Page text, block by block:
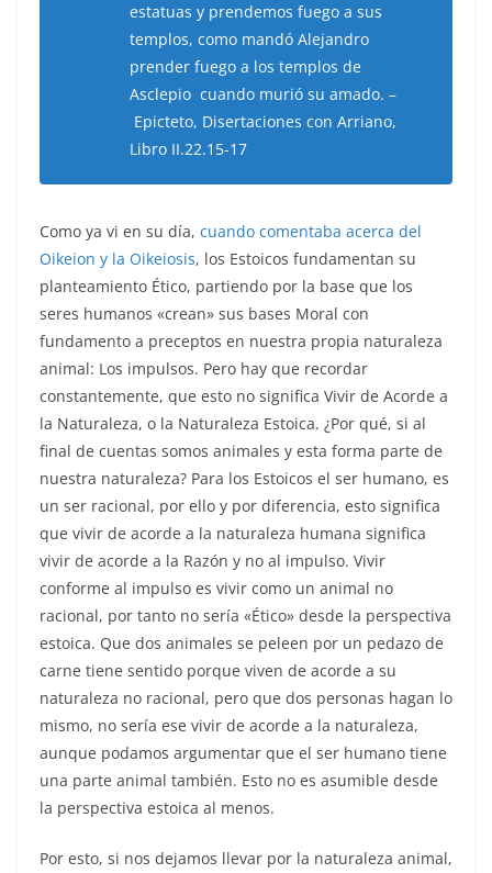
estatuas y prendemos fuego a sus
templos, como mandó Alejandro
prender fuego a los templos de
Asclepio cuando murió su amado. –
Epicteto, Disertaciones con Arriano,
Libro II.22.15-17
Como ya vi en su día, cuando comentaba acerca del
Oikeion y la Oikeiosis, los Estoicos fundamentan su
planteamiento Ético, partiendo por la base que los
seres humanos «crean» sus bases Moral con
fundamento a preceptos en nuestra propia naturaleza
animal: Los impulsos. Pero hay que recordar
constantemente, que esto no significa Vivir de Acorde a
la Naturaleza, o la Naturaleza Estoica. ¿Por qué, si al
final de cuentas somos animales y esta forma parte de
nuestra naturaleza? Para los Estoicos el ser humano, es
un ser racional, por ello y por diferencia, esto significa
que vivir de acorde a la naturaleza humana significa
vivir de acorde a la Razón y no al impulso. Vivir
conforme al impulso es vivir como un animal no
racional, por tanto no sería «Ético» desde la perspectiva
estoica. Que dos animales se peleen por un pedazo de
carne tiene sentido porque viven de acorde a su
naturaleza no racional, pero que dos personas hagan lo
mismo, no sería ese vivir de acorde a la naturaleza,
aunque podamos argumentar que el ser humano tiene
una parte animal también. Esto no es asumible desde
la perspectiva estoica al menos.
Por esto, si nos dejamos llevar por la naturaleza animal,